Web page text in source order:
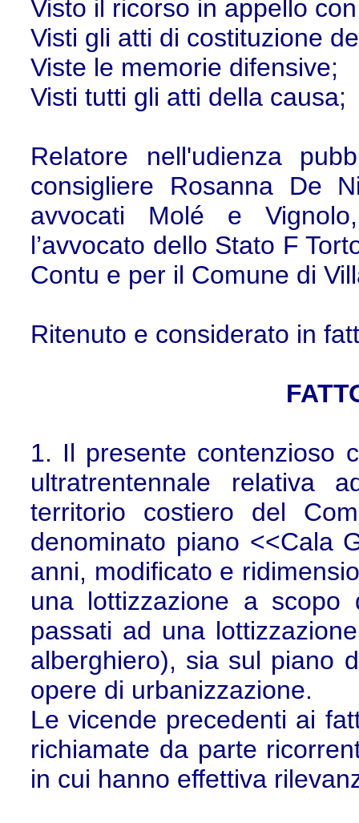
Visto il ricorso in appello
Visti gli atti di costituzione
Viste le memorie difensive;
Visti tutti gli atti della causa;
Relatore nell'udienza
consigliere Rosanna De
avvocati Molé e
l’avvocato dello Stato F
Contu e per il Comune di
Ritenuto e considerato in
1. Il presente contenzioso
ultratrentennale relativa
territorio costiero del
denominato piano <<Cala
anni, modificato e
una lottizzazione a scopo
passati ad una
alberghiero), sia sul piano
opere di urbanizzazione.
Le vicende precedenti ai
richiamate da parte
in cui hanno effettiva